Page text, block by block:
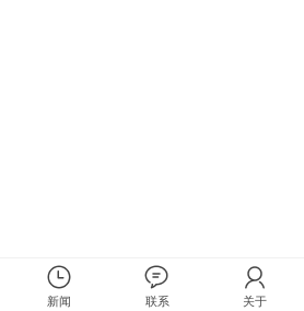
新闻 联系 关于